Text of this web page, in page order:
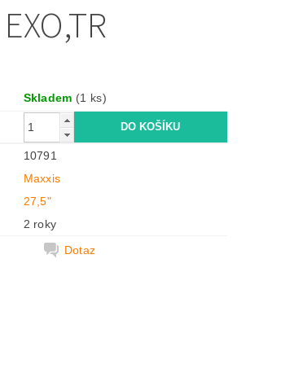
Skladem (1 ks)
10791
Maxxis
27,5"
2 roky
Dotaz